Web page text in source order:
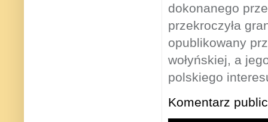
dokonanego
przekroczyła
opublikowany
wołyńskiej, a
polskiego
Komentarz